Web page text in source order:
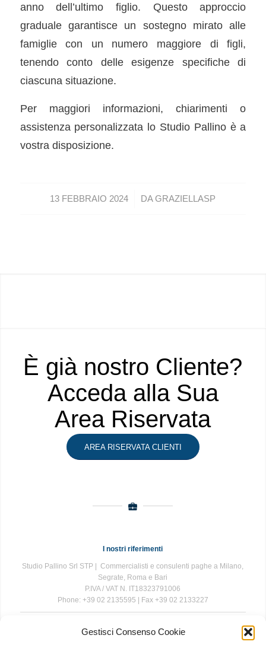
Gestisci Consenso Cookie
anno dell’ultimo figlio. Questo approccio
graduale garantisce un sostegno mirato alle
famiglie con un numero maggiore di figli,
tenendo conto delle esigenze specifiche di
ciascuna situazione.
Per maggiori informazioni, chiarimenti o
assistenza personalizzata lo Studio Pallino è a
vostra disposizione.
13 FEBBRAIO 2024
/ DAGRAZIELLASP
È già nostro Cliente?
Acceda alla Sua
Area Riservata
AREA RISERVATA CLIENTI
I nostri riferimenti
Studio Pallino Srl STP | Commercialisti e consulenti paghe a Milano,
Segrate, Roma e Bari
P.IVA / VAT N. IT18323791006
Phone: +39 02 2135595 | Fax +39 02 2133227
The information contained in this website is for general information